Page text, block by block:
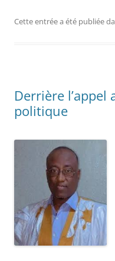
Cette entrée a été publiée
Derrière
politique